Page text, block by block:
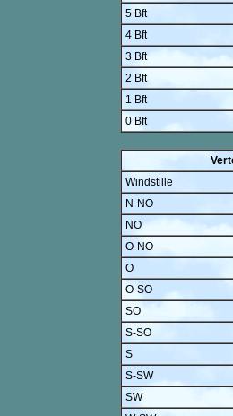
5 Bft
4 Bft
3 Bft
2 Bft
1 Bft
0 Bft
Windstille
N-NO
NO
O-NO
O
O-SO
SO
S-SO
S
S-SW
SW